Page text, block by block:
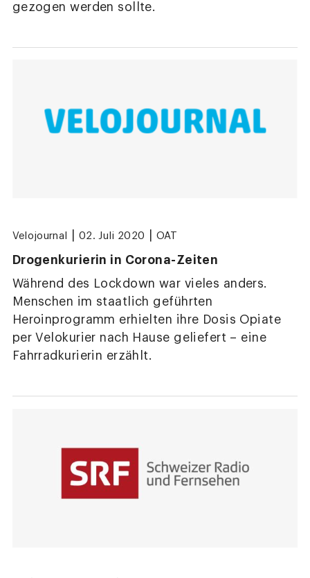
gezogen werden sollte.
Velojournal 02. Juli 2020 OAT
Drogenkurierin in Corona-Zeiten
Während des Lockdown war vieles anders.
Menschen im staatlich geführten
Heroinprogramm erhielten ihre Dosis Opiate
per Velokurier nach Hause geliefert – eine
Fahrradkurierin erzählt.